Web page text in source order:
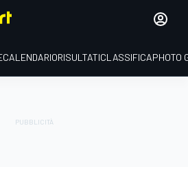
CALENDARIORISULTATICLASSIFICAPHOTO